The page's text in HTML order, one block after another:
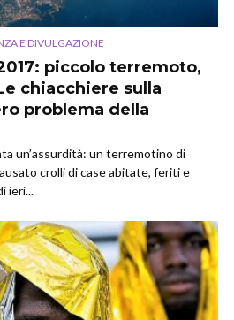
E DIVULGAZIONE
piccolo terremoto,
chiacchiere sulla
problema della
un’assurdità: un terremotino di
crolli di case abitate, feriti e
ieri...